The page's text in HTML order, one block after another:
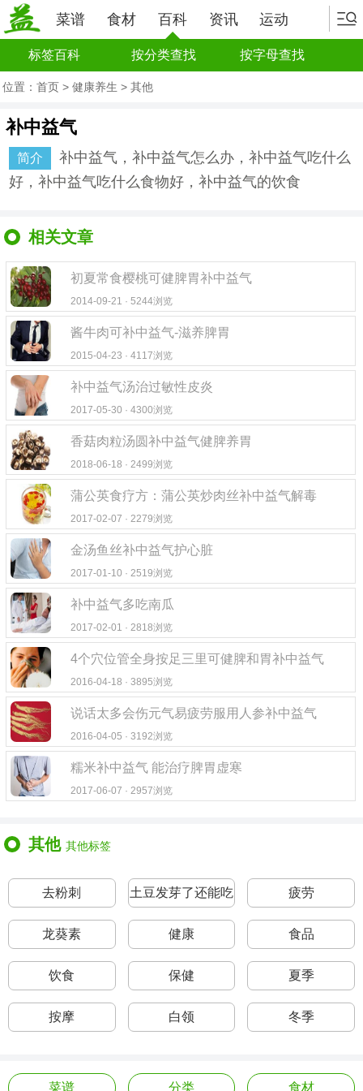
菜谱 食材 百科 资讯 运动
标签百科 按分类查找 按字母查找
位置： 首页 > 健康养生 > 其他
补中益气
简介
补中益气，补中益气怎么办，补中益气吃什么
好，补中益气吃什么食物好，补中益气的饮食
相关文章
初夏常食樱桃可健脾胃补中益气
2014-09-21 · 5244浏览
酱牛肉可补中益气-滋养脾胃
2015-04-23 · 4117浏览
补中益气汤治过敏性皮炎
2017-05-30 · 4300浏览
香菇肉粒汤圆补中益气健脾养胃
2018-06-18 · 2499浏览
蒲公英食疗方：蒲公英炒肉丝补中益气解毒
2017-02-07 · 2279浏览
金汤鱼丝补中益气护心脏
2017-01-10 · 2519浏览
补中益气多吃南瓜
2017-02-01 · 2818浏览
4个穴位管全身按足三里可健脾和胃补中益气
2016-04-18 · 3895浏览
说话太多会伤元气易疲劳服用人参补中益气
2016-04-05 · 3192浏览
糯米补中益气 能治疗脾胃虚寒
2017-06-07 · 2957浏览
其他 其他标签
去粉刺
土豆发芽了还能吃
吗
疲劳
龙葵素 健康 食品
饮食 保健 夏季
按摩 白领 冬季
菜谱 分类 食材